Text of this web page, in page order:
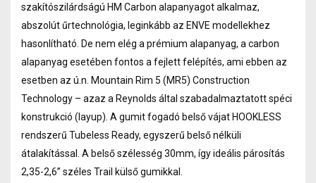
szakítószilárdságú HM Carbon alapanyagot alkalmaz,
abszolút űrtechnológia, leginkább az ENVE modellekhez
hasonlítható. De nem elég a prémium alapanyag, a carbon
alapanyag esetében fontos a fejlett felépítés, ami ebben az
esetben az ú.n. Mountain Rim 5 (MR5) Construction
Technology – azaz a Reynolds által szabadalmaztatott spéci
konstrukció (layup). A gumit fogadó belső vájat HOOKLESS
rendszerű Tubeless Ready, egyszerű belső nélküli
átalakítással. A belső szélesség 30mm, így ideális párosítás
2,35-2,6” széles Trail külső gumikkal.